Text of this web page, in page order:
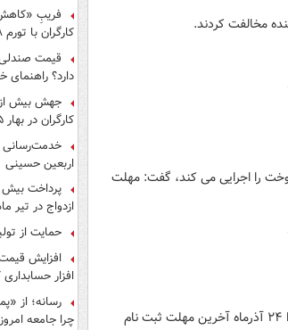
را اجرایی می کند، گفت: مهلت
روابط عمومی شرکت ملی پالایش وپخش فرآورده‌های نفتی ایران اعلام کرد؛ فردا ۲۴ آذرماه آخرین مهلت ثبت نام
فریبِ
کارگران با تورم ۱۲۸ درصدی خوراکی‌ها خالی شد!
قیمت
دارد؟ راهنمای
کارگران در بهار ۱۴۰۵
خدمت‌رسانی
اربعین حسینی
ازدواج در تیر
کارگران
حمایت از
افزایش
افزار
رسانه؛ از
چرا جامعه